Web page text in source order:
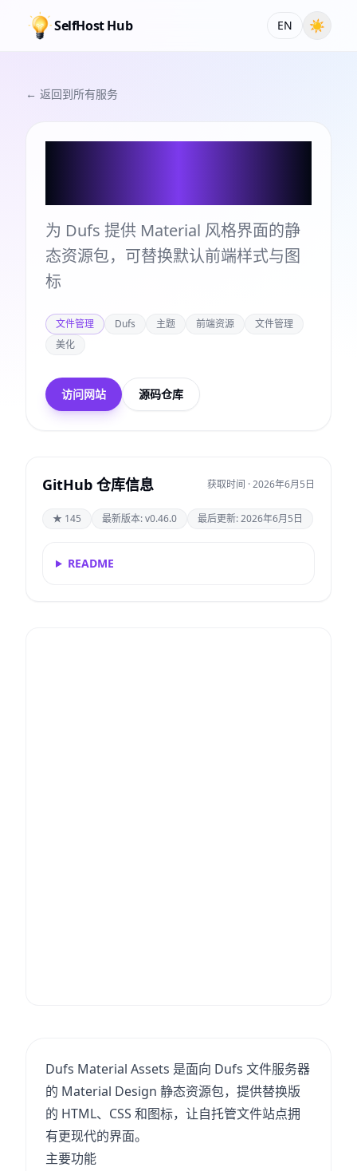
SelfHost Hub EN ☀
← 返回到所有服务
为 Dufs 提供 Material 风格界面的静
态资源包，可替换默认前端样式与图
标
文件管理 Dufs 主题 前端资源
文件管理
美化
访问网站 源码仓库
GitHub 仓库信息 获取时间 · 2026年6月5日
★ 145 最新版本: v0.46.0 最后更新: 2026年6月5日
README
Dufs Material Assets 是面向 Dufs 文件服务器
的 Material Design 静态资源包，提供替换版
的 HTML、CSS 和图标，让自托管文件站点拥
有更现代的界面。
主要功能